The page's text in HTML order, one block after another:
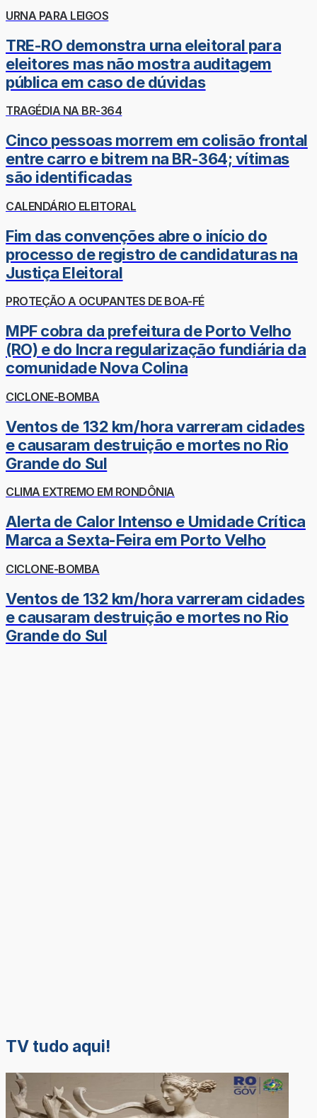
URNA PARA LEIGOS
TRE-RO demonstra urna eleitoral para
eleitores mas não mostra auditagem
pública em caso de dúvidas
TRAGÉDIA NA BR-364
Cinco pessoas morrem em colisão frontal
entre carro e bitrem na BR-364; vítimas
são identificadas
CALENDÁRIO ELEITORAL
Fim das convenções abre o início do
processo de registro de candidaturas na
Justiça Eleitoral
PROTEÇÃO A OCUPANTES DE BOA-FÉ
MPF cobra da prefeitura de Porto Velho
(RO) e do Incra regularização fundiária da
comunidade Nova Colina
CICLONE-BOMBA
Ventos de 132 km/hora varreram cidades
e causaram destruição e mortes no Rio
Grande do Sul
CLIMA EXTREMO EM RONDÔNIA
Alerta de Calor Intenso e Umidade Crítica
Marca a Sexta-Feira em Porto Velho
CICLONE-BOMBA
Ventos de 132 km/hora varreram cidades
e causaram destruição e mortes no Rio
Grande do Sul
TV tudo aqui!